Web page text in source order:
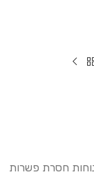
חסרת פשרות